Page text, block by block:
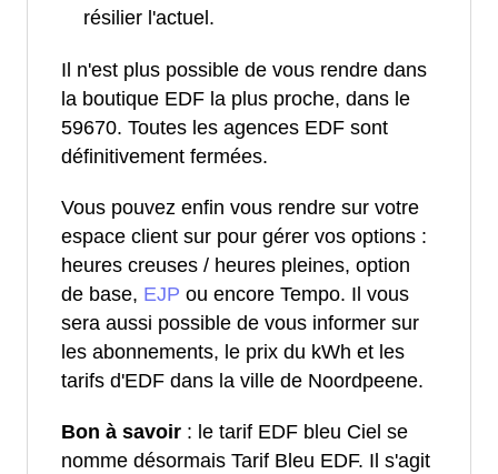
résilier l'actuel.
Il n'est plus possible de vous rendre dans
la boutique EDF la plus proche, dans le
59670. Toutes les agences EDF sont
définitivement fermées.
Vous pouvez enfin vous rendre sur votre
espace client sur pour gérer vos options :
heures creuses / heures pleines, option
de base, EJP ou encore Tempo. Il vous
sera aussi possible de vous informer sur
les abonnements, le prix du kWh et les
tarifs d'EDF dans la ville de Noordpeene.
Bon à savoir : le tarif EDF bleu Ciel se
nomme désormais Tarif Bleu EDF. Il s'agit